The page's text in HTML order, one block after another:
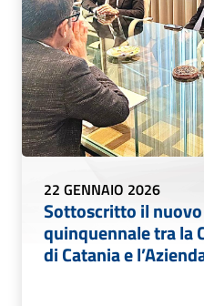
22 GENNAIO 2026
Sottoscritto il
quinquennale tra la
di Catania e